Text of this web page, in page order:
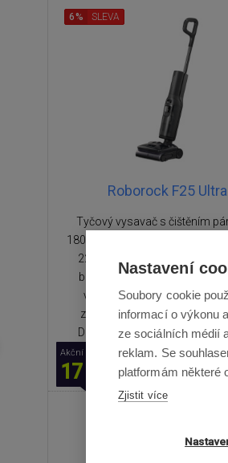
Roborock F25 Ultra
Tyčový vysavač s čištěním
180°C a horkou vodou 86°C,
22 000 Pa, samočištění válce,
baterie až 60 minut, nádrž na
vodu 1 l, JawScrapers pro
zamotání vlasů, inteligentní
DirTect, dávkovač roztoku na
6% SLEVA
Akční cena
17 869 Kč
Nastavení
Soubory cookie
informací o výkonu
ze sociálních médií
reklam. Se
platformám některé
Zjistit více